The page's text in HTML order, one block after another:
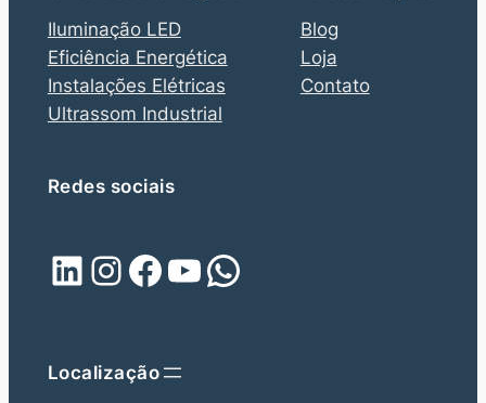
Iluminação LED
Eficiência Energética
Instalações Elétricas
Ultrassom Industrial
Blog
Loja
Contato
Redes sociais
LinkedIn Instagram Facebook Youtube WhatsApp
Localização